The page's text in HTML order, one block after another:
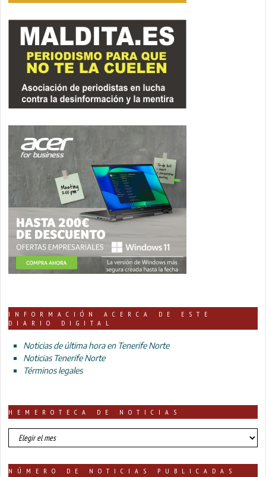
INFORMACIÓN ACERCA DE ESTE
DIARIO DIGITAL
Noticias de última hora en Tenerife Norte
Noticias Tenerife Norte
Términos legales
HEMEROTECA DE NOTICIAS
HEMEROTECA
DE
NÚMERO DE NOTICIAS PUBLICADAS